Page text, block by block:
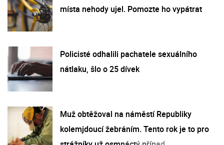
místa nehody ujel. Pomozte ho vypátrat
Policisté odhalili pachatele sexuálního
nátlaku, šlo o 25 dívek
Muž obtěžoval na náměstí Republiky
kolemjdoucí žebráním. Tento rok je to pro